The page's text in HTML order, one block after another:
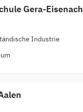
Gera-Eisenach
Industrie